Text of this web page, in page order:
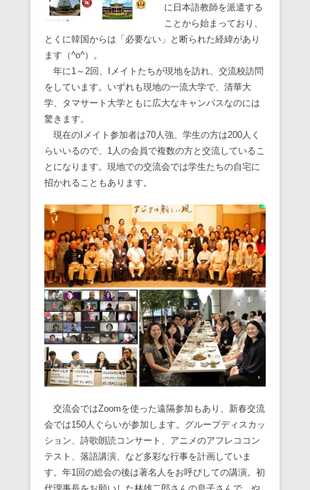
に日本語教師を派遣する
ことから始まっており、
とくに韓国からは「必要ない」と断られた経緯があり
ます（^o^）。
年に1～2回、Iメイトたちが現地を訪れ、交流校訪問
をしています。いずれも現地の一流大学で、清華大
学、タマサート大学ともに広大なキャンパスなのには
驚きます。
現在のIメイト参加者は70人強、学生の方は200人く
らいいるので、1人の会員で複数の方と交流しているこ
とになります。現地での交流会では学生たちの自宅に
招かれることもあります。
交流会ではZoomを使った遠隔参加もあり、新春交流
会では150人ぐらいが参加します。グループディスカッ
ション、詩歌朗読コンサート、アニメのアフレココン
テスト、落語講演、など多彩な行事を計画していま
す。年1回の総会の後は著名人をお呼びしての講演。初